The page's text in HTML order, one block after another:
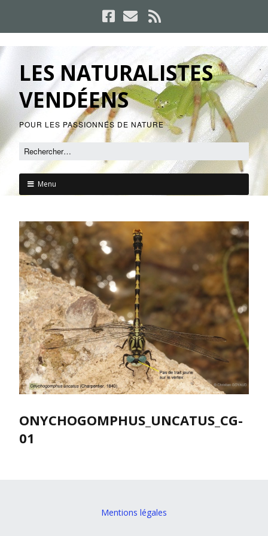
LES NATURALISTES
VENDÉENS
POUR LES PASSIONNÉS DE NATURE
Menu
ONYCHOGOMPHUS_UNCATUS_CG-
01
Mentions légales